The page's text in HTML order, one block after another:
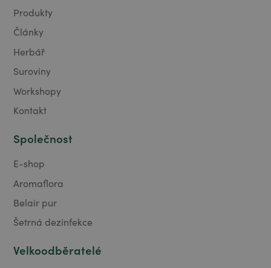
Produkty
Články
Herbář
Suroviny
Workshopy
Kontakt
Společnost
E-shop
Aromaflora
Belair pur
Šetrná dezinfekce
Velkoodběratelé